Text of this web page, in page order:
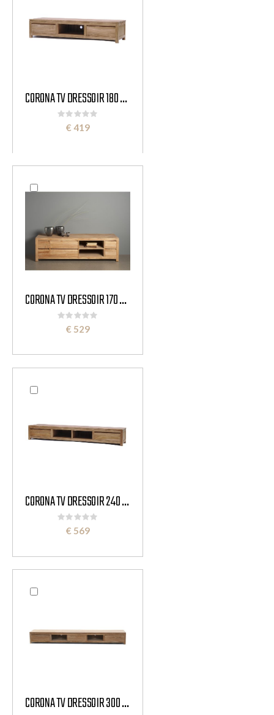
CORONA TV DRESSOIR 180 CM
Rating:
€ 419
CORONA TV DRESSOIR 170 CM
Rating:
€ 529
CORONA TV DRESSOIR 240 CM
Rating:
€ 569
CORONA TV DRESSOIR 300 CM